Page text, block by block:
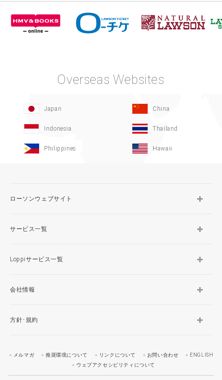
Overseas Websites
Japan China
Indonesia Thailand
Philippines Hawaii
ローソンウェブサイト
サービス一覧
Loppiサービス一覧
会社情報
方針･規約
メルマガ 推奨環境について リンクについて お問い合わせ
ENGLISH
ウェブアクセシビリティについて